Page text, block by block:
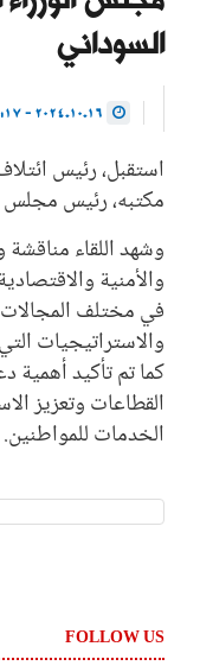
السوداني
استقبل، رئيس
مكتبه، رئيس مجلس
وشهد اللقاء
والأمنية
في مختلف
والاستراتيجيات
كما تم تأكيد
القطاعات وتعزيز
الخدمات للمواطنين.
FOLLOW US